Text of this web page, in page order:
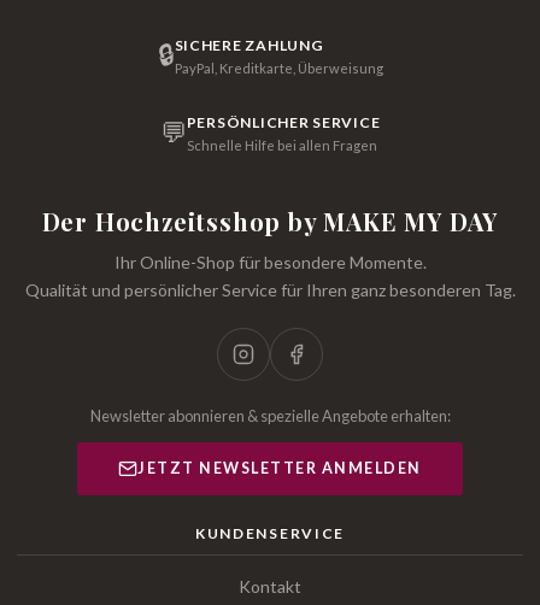
🔒SICHERE ZAHLUNG
PayPal, Kreditkarte, Überweisung
💬 PERSÖNLICHER SERVICE
Schnelle Hilfe bei allen Fragen
Der Hochzeitsshop by MAKE MY DAY
Ihr Online-Shop für besondere Momente.
Qualität und persönlicher Service für Ihren ganz besonderen Tag.
Newsletter abonnieren & spezielle Angebote erhalten:
JETZT NEWSLETTER ANMELDEN
KUNDENSERVICE
Kontakt